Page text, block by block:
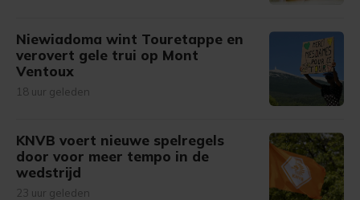
Niewiadoma wint Touretappe en
verovert gele trui op Mont
Ventoux
18 uur geleden
KNVB voert nieuwe spelregels
door voor meer tempo in de
wedstrijd
23 uur geleden